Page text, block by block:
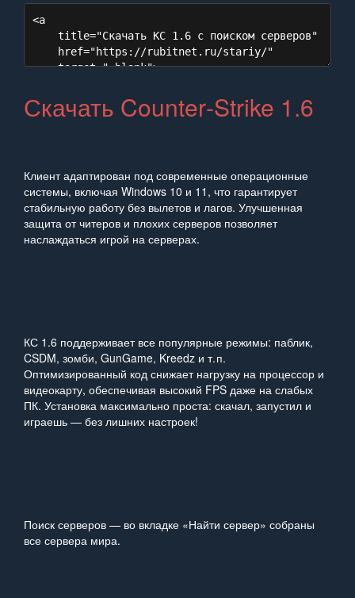
Скачать Counter‑Strike 1.6
Клиент адаптирован под современные операционные
системы, включая Windows 10 и 11, что гарантирует
стабильную работу без вылетов и лагов. Улучшенная
защита от читеров и плохих серверов позволяет
наслаждаться игрой на серверах.
КС 1.6 поддерживает все популярные режимы: паблик,
CSDM, зомби, GunGame, Kreedz и т. п.
Оптимизированный код снижает нагрузку на процессор и
видеокарту, обеспечивая высокий FPS даже на слабых
ПК. Установка максимально проста: скачал, запустил и
играешь — без лишних настроек!
Поиск серверов — во вкладке «Найти сервер» собраны
все сервера мира.